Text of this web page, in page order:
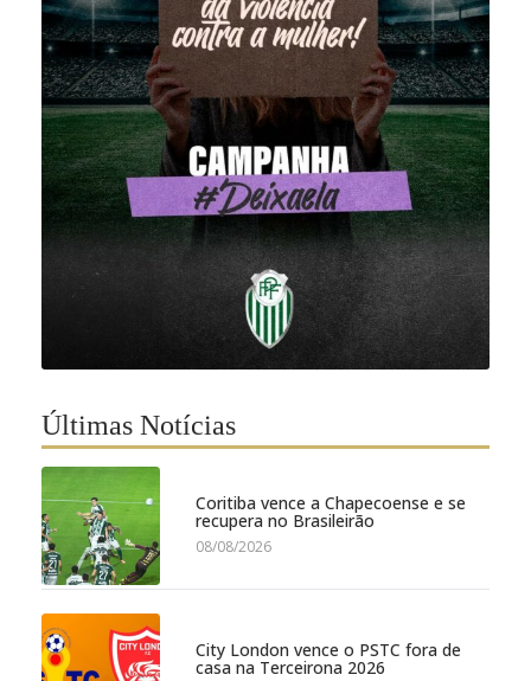
Últimas Notícias
Coritiba vence a Chapecoense e se
recupera no Brasileirão
08/08/2026
City London vence o PSTC fora de
casa na Terceirona 2026